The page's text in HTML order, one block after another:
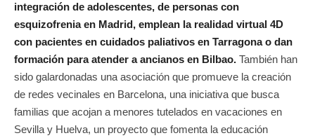
integración de adolescentes, de personas con
esquizofrenia en Madrid, emplean la realidad virtual 4D
con pacientes en cuidados paliativos en Tarragona o dan
formación para atender a ancianos en Bilbao. También han
sido galardonadas una asociación que promueve la creación
de redes vecinales en Barcelona, una iniciativa que busca
familias que acojan a menores tutelados en vacaciones en
Sevilla y Huelva, un proyecto que fomenta la educación